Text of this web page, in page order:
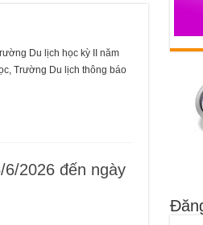
Du lịch học kỳ II năm
Trường Du lịch thông báo
2026 đến ngày